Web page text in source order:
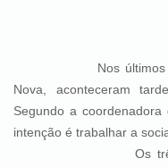
Nos últimos
Nova, aconteceram
Segundo a
intenção é trabalhar a
Os três grupos